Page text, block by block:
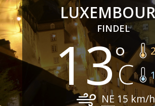
FINDEL
13
NE 15 km/h